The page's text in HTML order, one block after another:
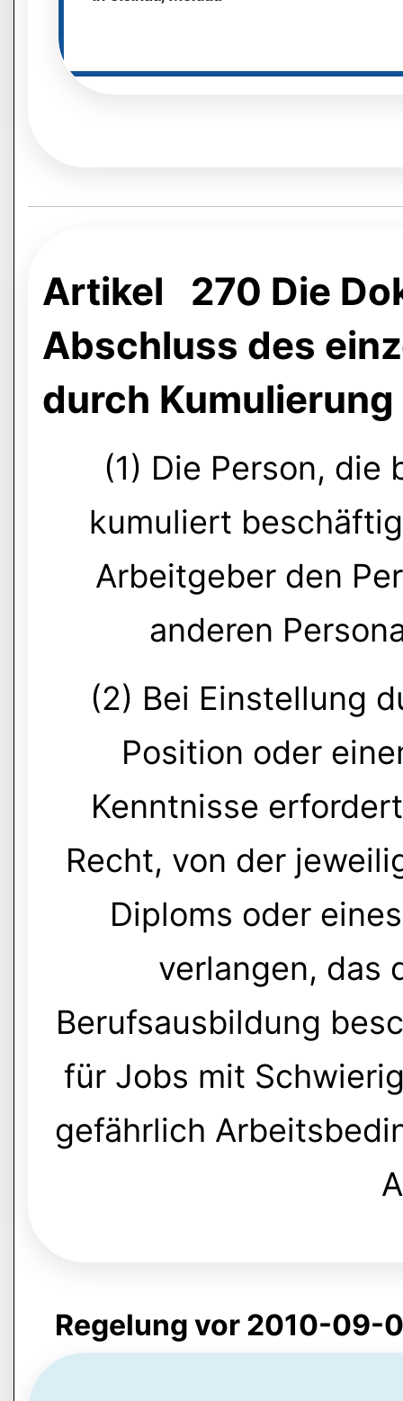
Artikel 270 Die
Abschluss des
durch
(1) Die Person, die
kumuliert
Arbeitgeber den
anderen
(2) Bei Einstellung
Position oder
Kenntnisse
Recht, von der
Diploms oder
verlangen, das
Berufsausbildung
für Jobs mit
gefährlich
Regelung vor 2010-09-